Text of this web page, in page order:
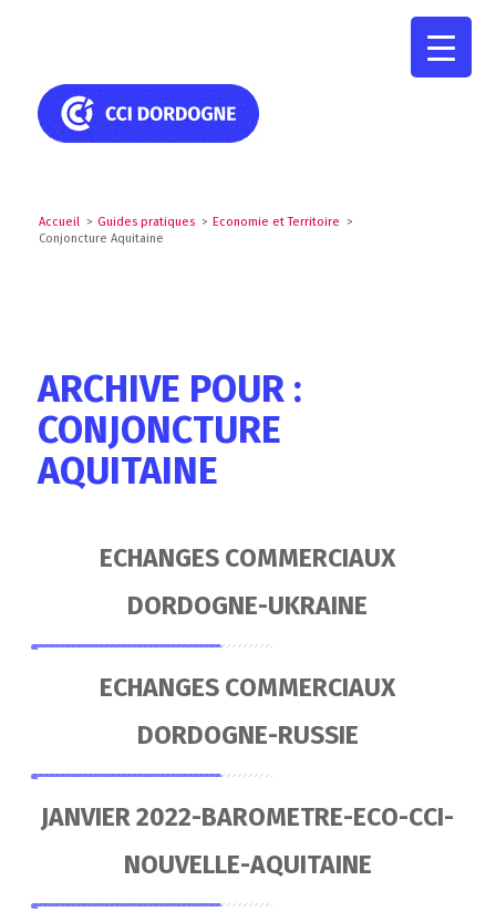
Accueil > Guides pratiques > Economie et Territoire >
Conjoncture Aquitaine
ARCHIVE POUR :
CONJONCTURE
AQUITAINE
ECHANGES COMMERCIAUX
DORDOGNE-UKRAINE
ECHANGES COMMERCIAUX
DORDOGNE-RUSSIE
JANVIER 2022-BAROMETRE-ECO-CCI-
NOUVELLE-AQUITAINE